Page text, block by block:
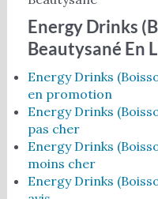
Energy Drinks
Beautysané En
Energy Drinks
en promotion
Energy Drinks
pas cher
Energy Drinks
moins cher
Energy Drinks